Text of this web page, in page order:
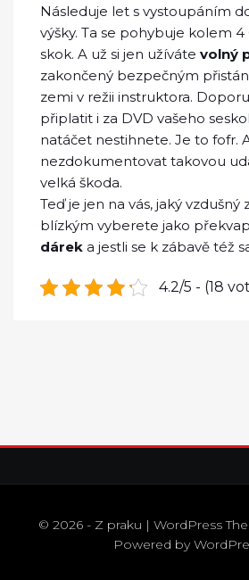
Následuje let s vystoupáním
výšky. Ta se pohybuje kolem
skok. A už si jen užíváte volný
zakončený bezpečným
zemi v režii instruktora.
připlatit i za DVD vašeho
natáčet nestihnete. Je to fofr.
nezdokumentovat takovou
velká škoda.
Teď je jen na vás, jaký vzdušný
blízkým vyberete jako
dárek a jestli se k zábavě též
4.2/5 - (18
© 2026 - Z praku | WordPress
Powered by